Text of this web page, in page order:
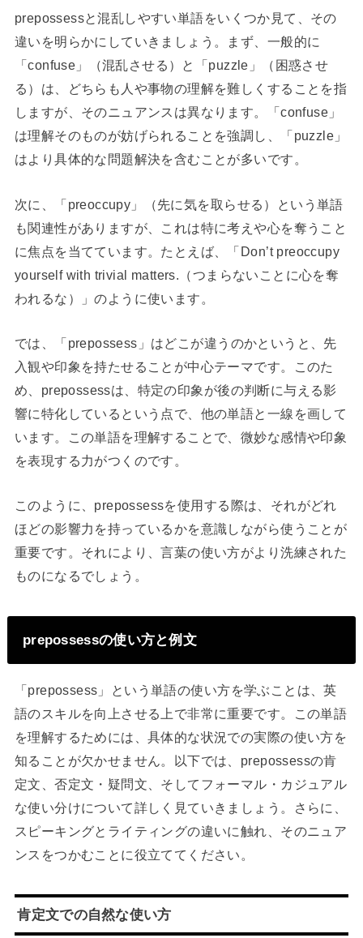
prepossessと混乱しやすい単語をいくつか見て、その
違いを明らかにしていきましょう。まず、一般的に
「confuse」（混乱させる）と「puzzle」（困惑させ
る）は、どちらも人や事物の理解を難しくすることを指
しますが、そのニュアンスは異なります。「confuse」
は理解そのものが妨げられることを強調し、「puzzle」
はより具体的な問題解決を含むことが多いです。
次に、「preoccupy」（先に気を取らせる）という単語
も関連性がありますが、これは特に考えや心を奪うこと
に焦点を当てています。たとえば、「Don’t preoccupy
yourself with trivial matters.（つまらないことに心を奪
われるな）」のように使います。
では、「prepossess」はどこが違うのかというと、先
入観や印象を持たせることが中心テーマです。このた
め、prepossessは、特定の印象が後の判断に与える影
響に特化しているという点で、他の単語と一線を画して
います。この単語を理解することで、微妙な感情や印象
を表現する力がつくのです。
このように、prepossessを使用する際は、それがどれ
ほどの影響力を持っているかを意識しながら使うことが
重要です。それにより、言葉の使い方がより洗練された
ものになるでしょう。
prepossessの使い方と例文
「prepossess」という単語の使い方を学ぶことは、英
語のスキルを向上させる上で非常に重要です。この単語
を理解するためには、具体的な状況での実際の使い方を
知ることが欠かせません。以下では、prepossessの肯
定文、否定文・疑問文、そしてフォーマル・カジュアル
な使い分けについて詳しく見ていきましょう。さらに、
スピーキングとライティングの違いに触れ、そのニュア
ンスをつかむことに役立ててください。
肯定文での自然な使い方